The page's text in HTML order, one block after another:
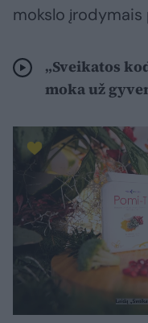
mokslo
„Sveikatos
moka už